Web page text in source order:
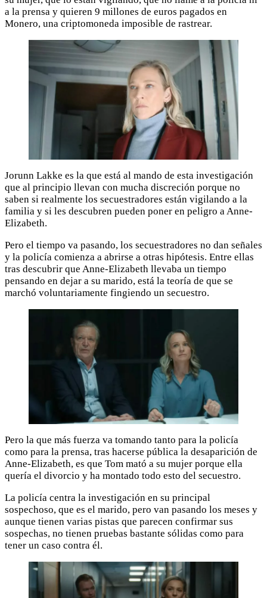
a la prensa y quieren 9 millones de euros pagados en
Monero, una criptomoneda imposible de rastrear.
Jorunn Lakke es la que está al mando de esta investigación
que al principio llevan con mucha discreción porque no
saben si realmente los secuestradores están vigilando a la
familia y si les descubren pueden poner en peligro a Anne-
Elizabeth.
Pero el tiempo va pasando, los secuestradores no dan señales
y la policía comienza a abrirse a otras hipótesis. Entre ellas
tras descubrir que Anne-Elizabeth llevaba un tiempo
pensando en dejar a su marido, está la teoría de que se
marchó voluntariamente fingiendo un secuestro.
Pero la que más fuerza va tomando tanto para la policía
como para la prensa, tras hacerse pública la desaparición de
Anne-Elizabeth, es que Tom mató a su mujer porque ella
quería el divorcio y ha montado todo esto del secuestro.
La policía centra la investigación en su principal
sospechoso, que es el marido, pero van pasando los meses y
aunque tienen varias pistas que parecen confirmar sus
sospechas, no tienen pruebas bastante sólidas como para
tener un caso contra él.